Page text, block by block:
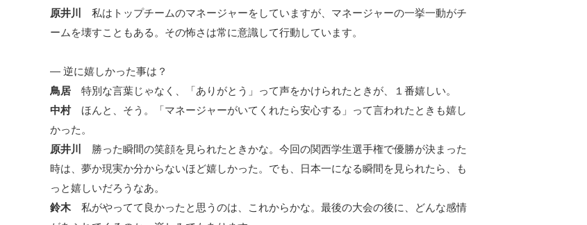
原井川
私はトップチームのマネージャーをしていますが、マネージャーの一挙一動がチ
ームを壊すこともある。その怖さは常に意識して行動しています。
― 逆に嬉しかった事は？
鳥居 特別な言葉じゃなく、「ありがとう」って声をかけられたときが、１番嬉しい。
中村ほんと、そう。「マネージャーがいてくれたら安心する」って言われたときも嬉し
かった。
原井川
勝った瞬間の笑顔を見られたときかな。今回の関西学生選手権で優勝が決まった
時は、夢か現実か分からないほど嬉しかった。でも、日本一になる瞬間を見られたら、も
っと嬉しいだろうなあ。
鈴木私がやってて良かったと思うのは、これからかな。最後の大会の後に、どんな感情